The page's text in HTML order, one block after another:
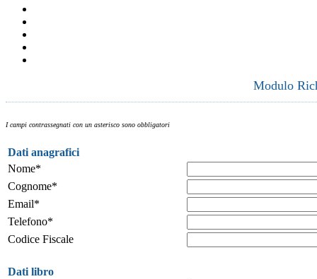
Modulo
I campi contrassegnati con un asterisco sono obbligatori
Dati anagrafici
Nome*
Cognome*
Email*
Telefono*
Codice Fiscale
Dati libro